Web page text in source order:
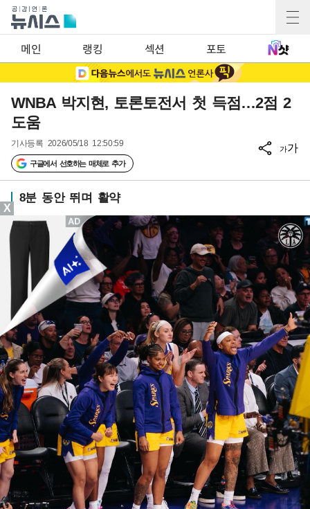
메인 랭킹 섹션 포토
WNBA 박지현, 토론토전서 첫 득점…2점 2
도움
기사등록 2026/05/18 12:50:59
구글에서 선호하는 매체로 추가
가가
8분 동안 뛰며 활약
X